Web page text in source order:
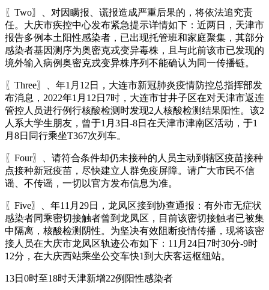
〖Two〗、对因瞒报、谎报造成严重后果的，将依法追究责
任。大庆市疾控中心发布紧急提示详情如下：近两日，天津市
报告多例本土阳性感染者，已出现托管班和家庭聚集，其部分
感染者基因测序为奥密克戎变异毒株，且与此前该市已发现的
境外输入病例奥密克戎变异株序列不能确认为同一传播链。
〖Three〗、年1月12日，大连市新冠肺炎疫情防控总指挥部发
布消息，2022年1月12日7时，大连市甘井子区在对天津市返连
管控人员进行例行核酸检测时发现2人核酸检测结果阳性。该2
人系大学生朋友，曾于1月3日-8日在天津市津南区活动，于1
月8日同行乘坐T367次列车。
〖Four〗、请符合条件却仍未接种的人员主动到辖区疫苗接种
点接种新冠疫苗，尽快建立人群免疫屏障。请广大市民不信
谣、不传谣，一切以官方发布信息为准。
〖Five〗、年11月29日，龙凤区接到协查通报：有外市无症状
感染者同乘密切接触者曾到龙凤区，目前该密切接触者已被集
中隔离，核酸检测阴性。为坚决有效阻断疫情传播，现将该密
接人员在大庆市龙凤区轨迹公布如下：11月24日7时30分-9时
12分，在大庆西站乘坐公交车快1到大庆客运枢纽站。
13日0时至18时天津新增22例阳性感染者